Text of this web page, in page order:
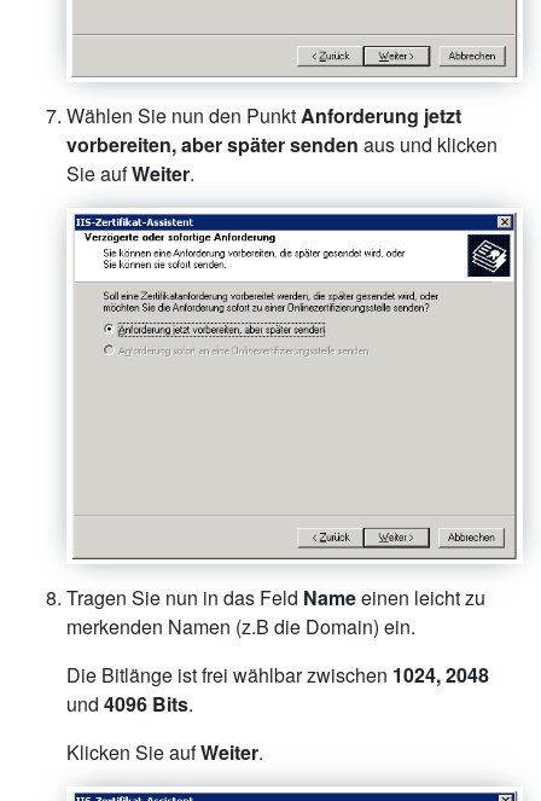
Wählen Sie nun den PunktAnforderung jetzt
vorbereiten, aber später senden aus und klicken
Sie aufWeiter.
Tragen Sie nun in das Feld Nameeinen leicht zu
merkenden Namen (z.B die Domain) ein.
Die Bitlänge ist frei wählbar zwischen 1024, 2048
und 4096 Bits.
Klicken Sie aufWeiter.